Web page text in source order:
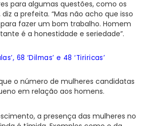
para algumas questões, como os
a prefeita. “Mas não acho que isso
fazer um bom trabalho. Homem
é a honestidade e seriedade”.
68 ‘Dilmas’ e 48 ‘Tiriricas’
o número de mulheres candidatas
em relação aos homens.
a presença das mulheres no